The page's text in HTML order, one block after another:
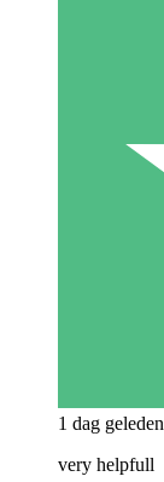
1 dag geleden
very helpfull